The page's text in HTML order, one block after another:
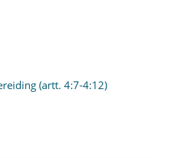
(artt. 4:7-4:12)